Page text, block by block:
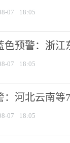
07 18:05
色预警：浙江
07 18:05
：河北云南
07 18:05